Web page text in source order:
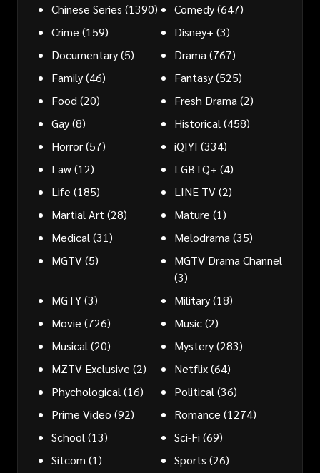
Chinese Series (1390) Comedy(647)
Crime (159) Disney+ (3)
Documentary(5) Drama (767)
Family(46) Fantasy(525)
Food (20) Fresh Drama (2)
Gay(8) Historical (458)
Horror(57) iQIYI (334)
Law(12) LGBTQ+ (4)
Life (185) LINE TV(2)
Martial Art (28) Mature (1)
Medical (31) Melodrama (35)
MGTV(5)
MGTV Drama Channel
(3)
MGTY(3) Military(18)
Movie (726) Music(2)
Musical (20) Mystery(283)
MZTV Exclusive (2) Netflix(64)
Phychological (16) Political (36)
Prime Video (92) Romance (1274)
School (13) Sci-Fi (69)
Sitcom (1) Sports (26)